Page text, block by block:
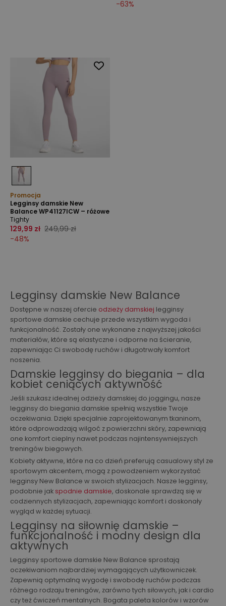
-63%
Promocja
Legginsy damskie New
Balance WP41127ICW – różowe
Tighty
129,99 zł 249,99 zł
-48%
Legginsy damskie New Balance
Dostępne w naszej ofercie odzieży damskiej legginsy
sportowe damskie cechuje przede wszystkim wygoda i
funkcjonalność. Zostały one wykonane z najwyższej jakości
materiałów, które są elastyczne i odporne na ścieranie,
zapewniając Ci swobodę ruchów i długotrwały komfort
noszenia.
Damskie legginsy do biegania – dla
kobiet ceniących aktywność
Jeśli szukasz idealnej odzieży damskiej do joggingu, nasze
legginsy do biegania damskie spełnią wszystkie Twoje
oczekiwania. Dzięki specjalnie zaprojektowanym tkaninom,
które odprowadzają wilgoć z powierzchni skóry, zapewniają
one komfort cieplny nawet podczas najintensywniejszych
treningów biegowych.
Kobiety aktywne, które na co dzień preferują casualowy styl ze
sportowym akcentem, mogą z powodzeniem wykorzystać
legginsy New Balance w swoich stylizacjach. Nasze legginsy,
podobnie jak spodnie damskie, doskonale sprawdzą się w
codziennych stylizacjach, zapewniając komfort i doskonały
wygląd w każdej sytuacji.
Legginsy na siłownię damskie –
funkcjonalność i modny design dla
aktywnych
Legginsy sportowe damskie New Balance sprostają
oczekiwaniom najbardziej wymagających użytkowniczek.
Zapewnią optymalną wygodę i swobodę ruchów podczas
różnego rodzaju treningów, zarówno tych siłowych, jak i cardio
czy też ćwiczeń mentalnych. Bogata paleta kolorów i wzorów